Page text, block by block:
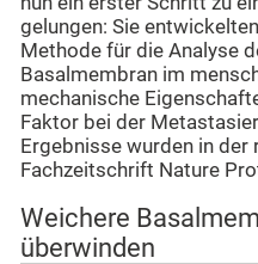
gelungen: Sie
Methode für die Analyse
Basalmembran im
mechanische
Faktor bei der
Ergebnisse wurden in
Fachzeitschrift Nature
Weichere
überwinden